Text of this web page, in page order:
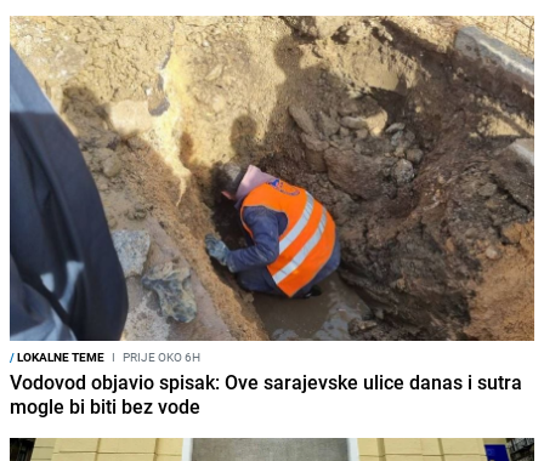
/LOKALNE TEME I PRIJE OKO 6H
Vodovod objavio spisak: Ove sarajevske ulice danas i sutra
mogle bi biti bez vode